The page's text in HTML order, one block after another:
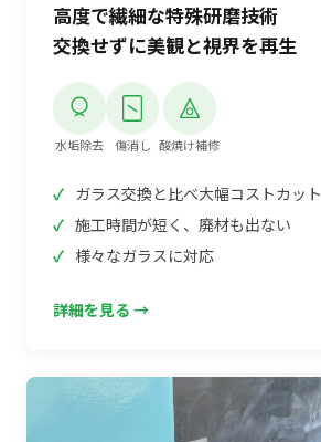
高度で繊細な特殊研磨技術
交換せずに美観と視界を再生
水垢除去 傷消し 酸焼け補修
ガラス交換と比べ大幅コストカット
施工時間が短く、廃材も出ない
様々なガラスに対応
詳細を見る →